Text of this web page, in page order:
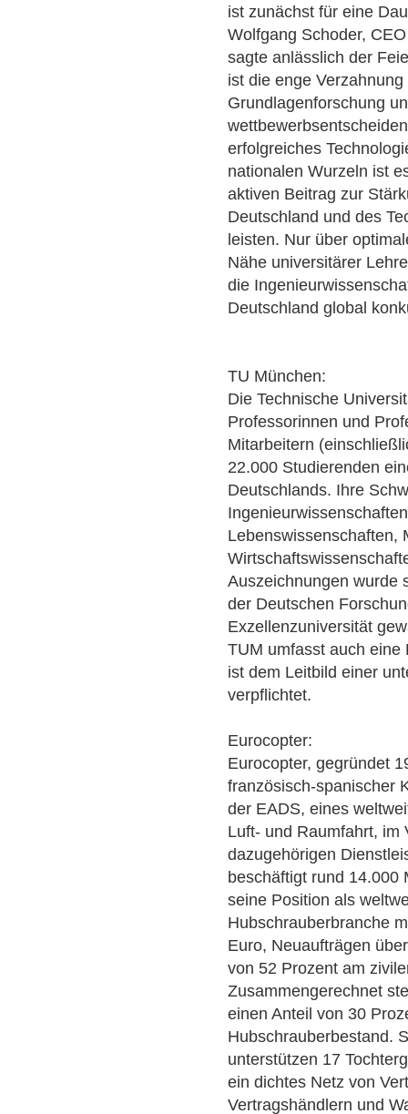
ist zunächst für eine
Wolfgang Schoder,
sagte anlässlich der
ist die enge
Grundlagenforschung
erfolgreiches
nationalen Wurzeln ist
aktiven Beitrag zur
Deutschland und des
leisten. Nur über
Nähe universitärer
die
Deutschland global
TU München:
Die Technische
Professorinnen und
Mitarbeitern
22.000 Studierenden
Deutschlands. Ihre
Lebenswissenschaften,
Auszeichnungen wurde
der Deutschen
Exzellenzuniversität
TUM umfasst auch eine
ist dem Leitbild einer
verpflichtet.
Eurocopter:
Eurocopter, gegründet
französisch-spanischer
der EADS, eines
Luft- und Raumfahrt, im
dazugehörigen
beschäftigt rund 14.000
seine Position als
Hubschrauberbranche
Euro, Neuaufträgen
von 52 Prozent am
Zusammengerechnet
einen Anteil von 30
Hubschrauberbestand.
unterstützen 17
ein dichtes Netz von
Vertragshändlern und